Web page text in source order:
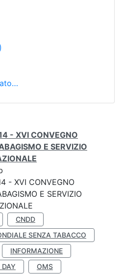
- XVI CONVEGNO
E SERVIZIO
- XVI CONVEGNO
E SERVIZIO
CNDD
SENZA TABACCO
INFORMAZIONE
OMS